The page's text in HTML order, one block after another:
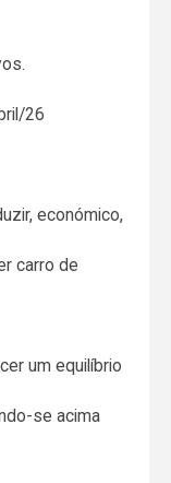
26
económico,
carro de
um equilíbrio
se acima